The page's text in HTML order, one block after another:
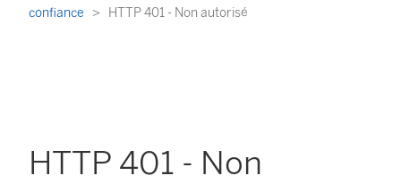
confiance
HTTP 401 - Non autorisé
HTTP 401 - Non